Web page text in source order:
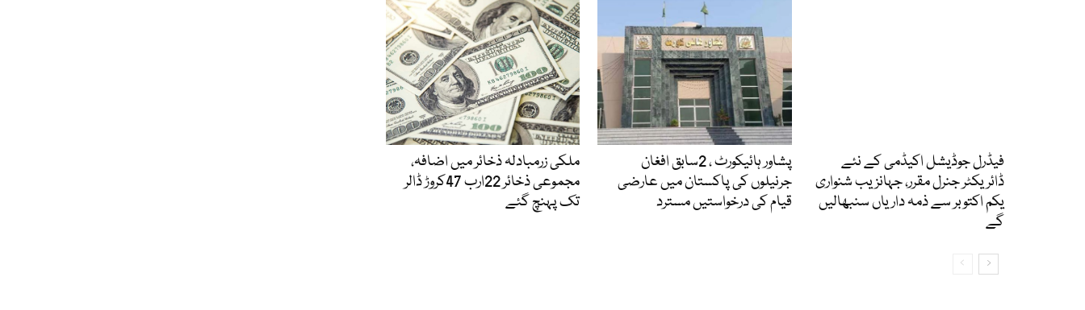
ملکی زرمبادلہ ذخائر میں اضافہ،
مجموعی ذخائر 22ارب 47کروڑ ڈالر
تک پہنچ گئے
پشاور ہائیکورٹ ، 2سابق افغان
جرنیلوں کی پاکستان میں عارضی
قیام کی درخواستیں مسترد
فیڈرل جوڈیشل اکیڈمی کے نئے
ڈائریکٹر جنرل مقرر، جہانزیب شنواری
یکم اکتوبر سے ذمہ داریاں سنبھالیں
گے